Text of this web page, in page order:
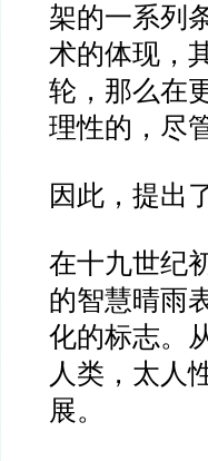
架的一系列
术的体现，
轮，那么在
理性的，尽
因此，提出
在十九世纪
的智慧晴雨
化的标志。
人类，太人
展。